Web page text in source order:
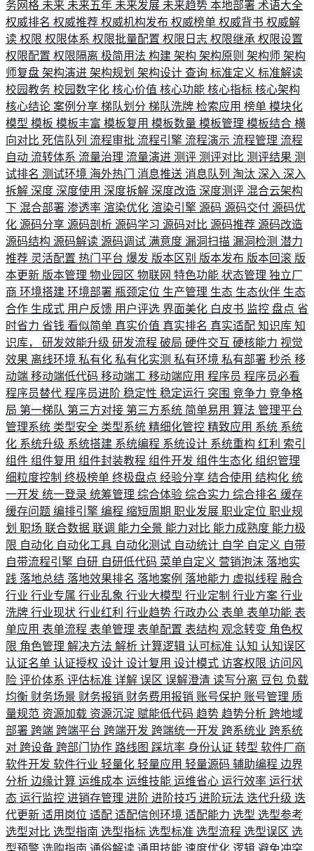
务网格 未来 未来五年 未来发展 未来趋势 本地部署 术语大全
权威排名 权威推荐 权威机构发布 权威榜单 权威背书 权威解
读 权限 权限体系 权限批量配置 权限日志 权限继承 权限设置
权限配置 权限隔离 极简用法 构建 架构 架构原则 架构师 架构
师复盘 架构演进 架构规划 架构设计 查询 标准定义 标准解读
校园教务 校园数字化 核心价值 核心功能 核心指标 核心架构
核心结论 案例分享 梯队划分 梯队洗牌 检索应用 榜单 模块化
模型 模板 模板丰富 模板复用 模板数量 模板管理 模板结合 横
向对比 死信队列 流程审批 流程引擎 流程演示 流程管理 流程
自动 流转体系 流量治理 流量演进 测评 测评对比 测评结果 测
试排名 测试环境 海外热门 消息推送 消息队列 淘汰 深入 深入
拆解 深度 深度使用 深度拆解 深度改造 深度测评 混合云架构
下 混合部署 渗透率 渲染优化 渲染引擎 源码 源码交付 源码优
化 源码分享 源码剖析 源码学习 源码对比 源码推荐 源码改造
源码结构 源码解读 源码调试 满意度 漏洞扫描 漏洞检测 潜力
推荐 灵活配置 热门平台 爆发 版本区别 版本发布 版本回滚 版
本更新 版本管理 物业园区 物联网 特色功能 状态管理 独立厂
商 环境搭建 环境部署 瓶颈定位 生产管理 生态 生态伙伴 生态
合作 生成式 用户反馈 用户评选 界面美化 白皮书 监控 盘点 省
时省力 省钱 看似简单 真实价值 真实排名 真实适配 知识库 知
识库， 研发效能升级 研发流程 破局 硬件交互 硬核能力 视觉
效果 离线环境 私有化 私有化实测 私有环境 私有部署 秒杀 移
动端 移动端低代码 移动端工 移动端应用 程序员 程序员必看
程序员替代 程序员进阶 稳定性 稳定运行 突围 竞争力 竞争格
局 第一梯队 第三方对接 第三方系统 简单易用 算法 管理平台
管理系统 类型安全 类型系统 精细化管控 精致应用 系统 系统
化 系统升级 系统搭建 系统编程 系统设计 系统重构 红利 索引
组件 组件复用 组件封装教程 组件开发 组件生态化 组织管理
细粒度控制 终极榜单 终极盘点 经验分享 结合使用 结构化 统
一开发 统一登录 统筹管理 综合体验 综合实力 综合排名 缓存
缓存问题 编排引擎 编程 缩短周期 职业发展 职业定位 职业规
划 职场 联合数据 联调 能力全景 能力对比 能力成熟度 能力极
限 自动化 自动化工具 自动化测试 自动统计 自学 自定义 自带
自带流程引擎 自研 自研低代码 菜单自定义 营销泡沫 落地实
践 落地总结 落地效果排名 落地案例 落地能力 虚拟线程 融合
行业 行业专属 行业乱象 行业大模型 行业定制 行业方案 行业
洗牌 行业现状 行业红利 行业趋势 行政办公 表单 表单功能 表
单应用 表单流程 表单管理 表单配置 表结构 观念转变 角色权
限 角色管理 解决方法 解析 计算逻辑 认可标准 认知 认知误区
认证名单 认证授权 设计 设计复用 设计模式 访客权限 访问风
险 评价体系 评估标准 详解 误区 误解澄清 读写分离 豆包 负载
均衡 财务场景 财务报销 财务费用报销 账号保护 账号管理 质
量规范 资源加载 资源沉淀 赋能低代码 趋势 趋势分析 跨地域
部署 跨端 跨端平台 跨端开发 跨端统一开发 跨系统业 跨系统
对 跨设备 跨部门协作 路线图 踩坑率 身份认证 转型 软件厂商
软件开发 软件行业 轻量化 轻量应用 轻量源码 辅助编程 边界
分析 边缘计算 运维成本 运维技能 运维省心 运行效率 运行状
态 运行监控 进销存管理 进阶 进阶技巧 进阶玩法 迭代升级 迭
代更新 适用岗位 适配 适配信创环境 适配能力 选型 选型参考
选型对比 选型指南 选型指标 选型标准 选型流程 选型误区 选
型预警 选购指南 通俗解读 通用技能 速度优化 逻辑 避免冲突